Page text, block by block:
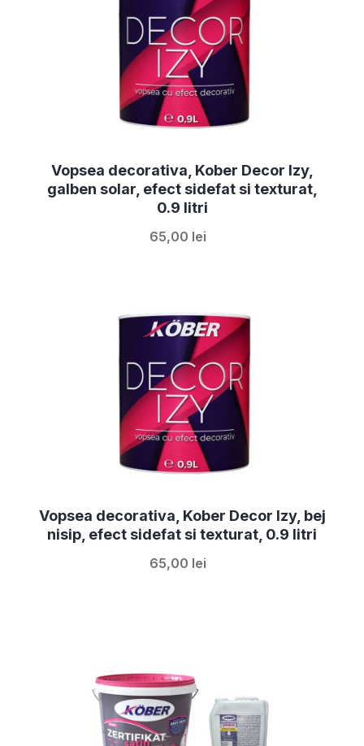
Vopsea decorativa, Kober Decor Izy,
galben solar, efect sidefat si texturat,
0.9 litri
65,00 lei
Vopsea decorativa, Kober Decor Izy, bej
nisip, efect sidefat si texturat, 0.9 litri
65,00 lei